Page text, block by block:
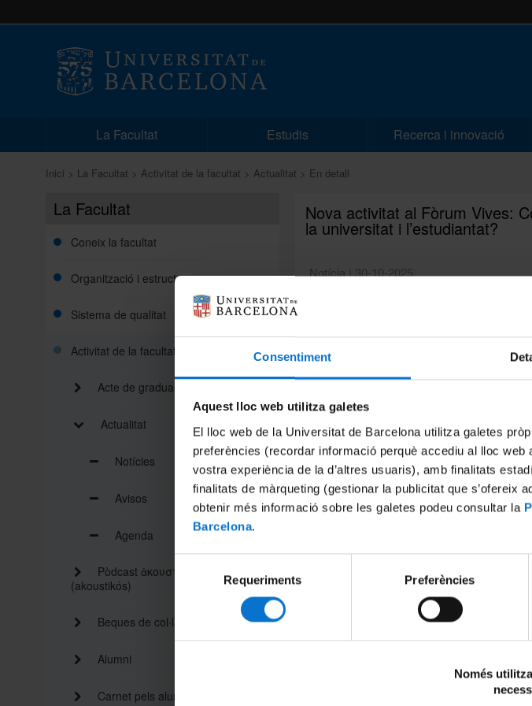
Consentiment
Aquest lloc web utilitza galetes
El lloc web de la Universitat de Barcelona utilitza galetes
preferències (recordar informació perquè accediu al lloc
vostra experiència de la d’altres usuaris), amb finalitats
finalitats de màrqueting (gestionar la publicitat que s’ofereix
obtenir més informació sobre les galetes podeu consultar la
Barcelona.
consentiment
Requeriments Preferències
Només
La Facultat Estudis Recerca i innovació
Inici La Facultat Activitat de la facultat Actualitat En detall
La Facultat
Coneix la facultat
Organització i estructura
Sistema de qualitat
Activitat de la facultat
Acte de graduació
Actualitat
Notícies
Avisos
Agenda
Pòdcast ἀκουστικός
(akoustikós)
Beques de col·laboració
Alumni
Carnet pels alumnes i personal
Nova activitat al Fòrum Vives:
la universitat i l’estudiantat?
Notícia | 30-10-2025
generar un espai de reflexió i debat sobre
configuren la relació entre les institucions
Inscripcions obertes fins al 31 d'octubre de
Disposeu de tota la informació en el